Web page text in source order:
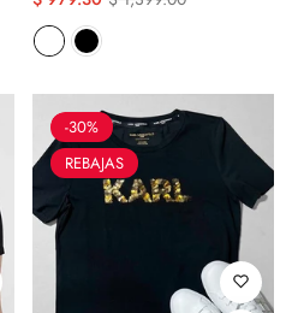
regular
-30%
REBAJAS